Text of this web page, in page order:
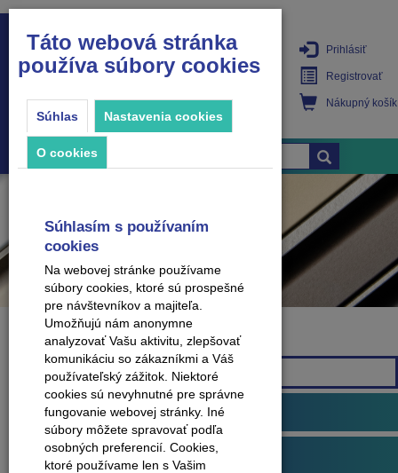
PRODUKTY
Prihlásiť
Registrovať
Nákupný košík
Značka
Všetky značky
Podlahové profily
Plávajúce podlahy
Táto webová stránka
používa súbory cookies
Súhlas Nastavenia cookies
O cookies
Súhlasím s používaním
cookies
Na webovej stránke používame
súbory cookies, ktoré sú prospešné
pre návštevníkov a majiteľa.
Umožňujú nám anonymne
analyzovať Vašu aktivitu, zlepšovať
komunikáciu so zákazníkmi a Váš
používateľský zážitok. Niektoré
cookies sú nevyhnutné pre správne
fungovanie webovej stránky. Iné
súbory môžete spravovať podľa
osobných preferencií. Cookies,
ktoré používame len s Vašim